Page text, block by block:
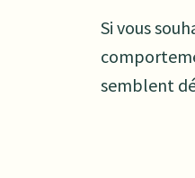
Si vous
semblent